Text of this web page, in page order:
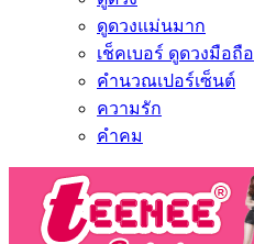
ดูดวงแม่นมาก
เช็คเบอร์ ดูดวงมือถือ
คำนวณเปอร์เซ็นต์
ความรัก
คำคม